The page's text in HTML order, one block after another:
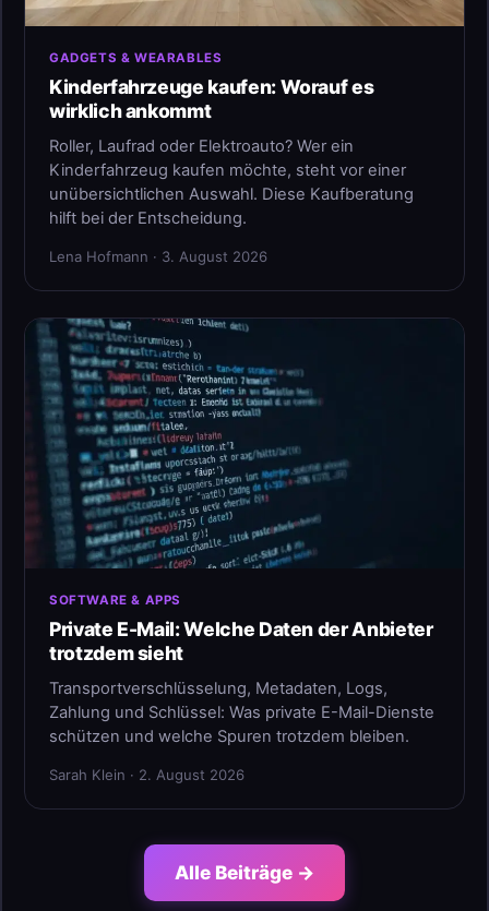
GADGETS & WEARABLES
Kinderfahrzeuge kaufen: Worauf es
wirklich ankommt
Roller, Laufrad oder Elektroauto? Wer ein
Kinderfahrzeug kaufen möchte, steht vor einer
unübersichtlichen Auswahl. Diese Kaufberatung
hilft bei der Entscheidung.
Lena Hofmann · 3. August 2026
SOFTWARE & APPS
Private E-Mail: Welche Daten der Anbieter
trotzdem sieht
Transportverschlüsselung, Metadaten, Logs,
Zahlung und Schlüssel: Was private E-Mail-Dienste
schützen und welche Spuren trotzdem bleiben.
Sarah Klein · 2. August 2026
Alle Beiträge →